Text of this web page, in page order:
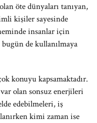
öte dünyaları tanıyan,
kişiler sayesinde
insanlar için
de kullanılmaya
konuyu kapsamaktadır.
olan sonsuz enerjileri
edebilmeleri, iş
kimi zaman ise